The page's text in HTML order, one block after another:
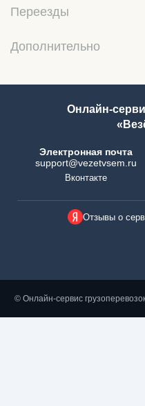
Переезды
Дополнительно
Онлайн-
Электронная почта
support@vezetvsem.ru
Вконтакте
Отзывы о
© Онлайн-сервис